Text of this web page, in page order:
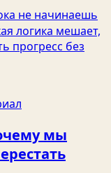
не начинаешь
логика мешает,
прогресс без
мы